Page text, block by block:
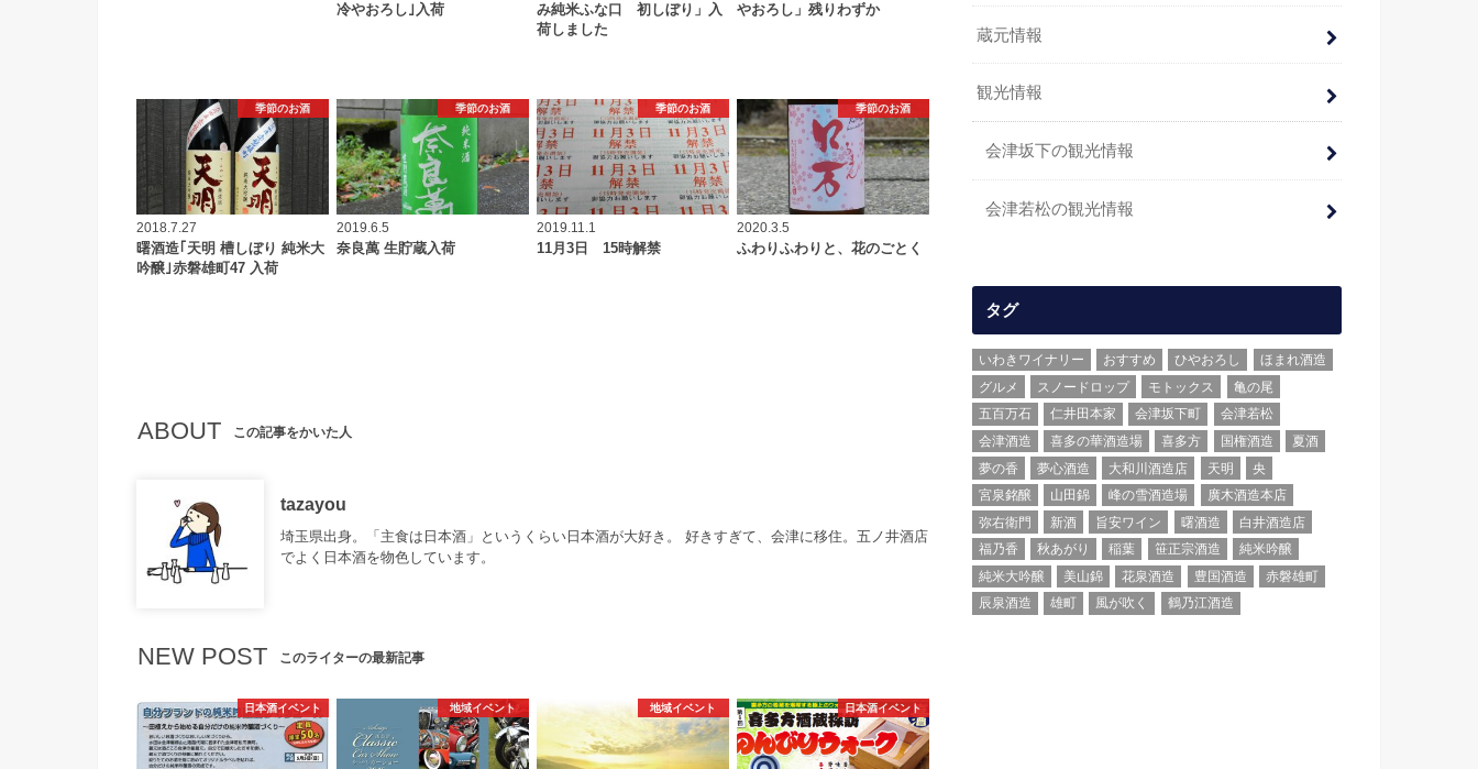
冷やおろし｣入荷
み純米ふな口 初しぼり」入
荷しました
やおろし」残りわずか
季節のお酒
2018.7.27
曙酒造｢天明 槽しぼり 純米大
吟醸｣赤磐雄町47 入荷
季節のお酒
2019.6.5
奈良萬 生貯蔵入荷
季節のお酒
2019.11.1
11月3日 15時解禁
季節のお酒
2020.3.5
ふわりふわりと、花のごとく
ABOUT この記事をかいた人
tazayou
埼玉県出身。「主食は日本酒」というくらい日本酒が大好き。 好きすぎて、会津に移住。五ノ井酒店
でよく日本酒を物色しています。
NEW POST このライターの最新記事
日本酒イベント 地域イベント 地域イベント 日本酒イベント
蔵元情報
観光情報
会津坂下の観光情報
会津若松の観光情報
タグ
いわきワイナリー おすすめ ひやおろし
ほまれ酒造
グルメ
スノードロップ モトックス
亀の尾
五百万石
仁井田本家 会津坂下町
会津若松
会津酒造
喜多の華酒造場 喜多方 国権酒造
夏酒
夢の香
夢心酒造 大和川酒造店 天明
央
宮泉銘醸
山田錦 峰の雪酒造場
廣木酒造本店
弥右衛門
新酒 旨安ワイン 曙酒造
白井酒造店
福乃香
秋あがり 稲葉 笹正宗酒造
純米吟醸
純米大吟醸
美山錦 花泉酒造 豊国酒造
赤磐雄町
辰泉酒造
雄町 風が吹く 鶴乃江酒造